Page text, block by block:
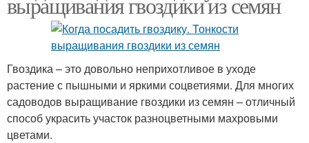
Гвоздика – это довольно неприхотливое в уходе
растение с пышными и яркими соцветиями. Для многих
садоводов выращивание гвоздики из семян – отличный
способ украсить участок разноцветными махровыми
цветами.